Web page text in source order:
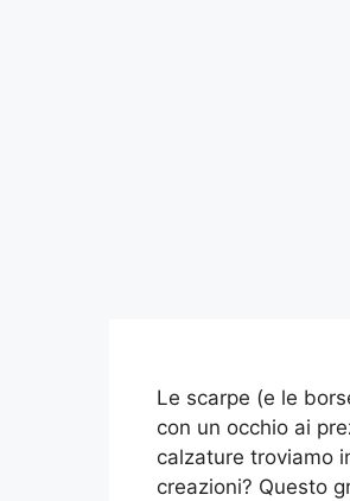
Le scarpe (e le
con un occhio ai
calzature troviamo
creazioni? Questo